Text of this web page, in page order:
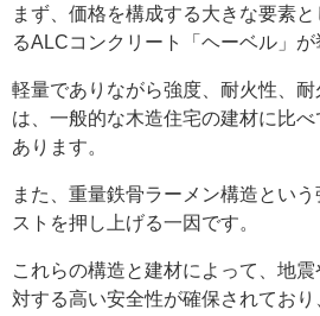
まず、価格を構成する大きな要素
るALCコンクリート「ヘーベル」が
軽量でありながら強度、耐火性、
は、一般的な木造住宅の建材に比
あります。
また、重量鉄骨ラーメン構造とい
ストを押し上げる一因です。
これらの構造と建材によって、地
対する高い安全性が確保されてお